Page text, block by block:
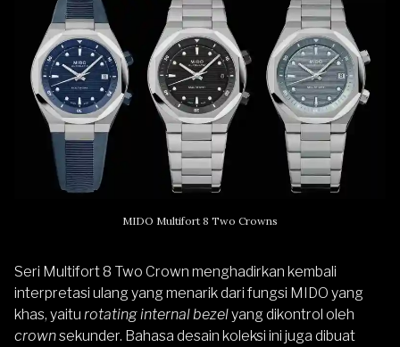
MIDO Multifort 8 Two Crowns
Seri Multifort 8 Two Crown menghadirkan kembali
interpretasi ulang yang menarik dari fungsi MIDO yang
khas, yaitu rotating internal bezelyang dikontrol oleh
crownsekunder. Bahasa desain koleksi ini juga dibuat